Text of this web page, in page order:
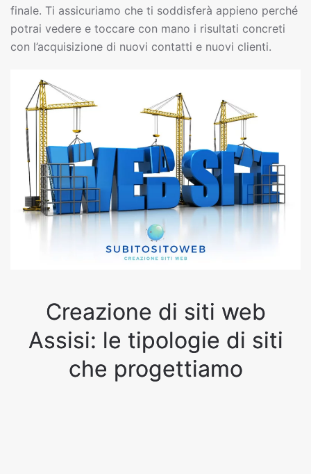
finale. Ti assicuriamo che ti soddisferà appieno perché
potrai vedere e toccare con mano i risultati concreti
con l’acquisizione di nuovi contatti e nuovi clienti.
Creazione di siti web
Assisi: le tipologie di siti
che progettiamo